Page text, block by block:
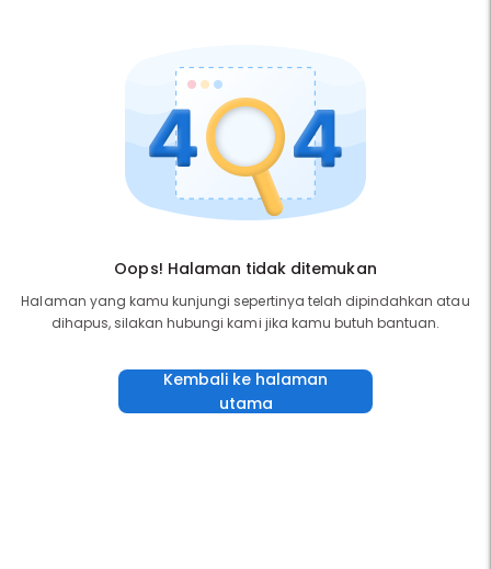
Oops! Halaman tidak ditemukan
Halaman yang kamu kunjungi sepertinya telah dipindahkan atau
dihapus, silakan hubungi kami jika kamu butuh bantuan.
Kembali ke halaman
utama